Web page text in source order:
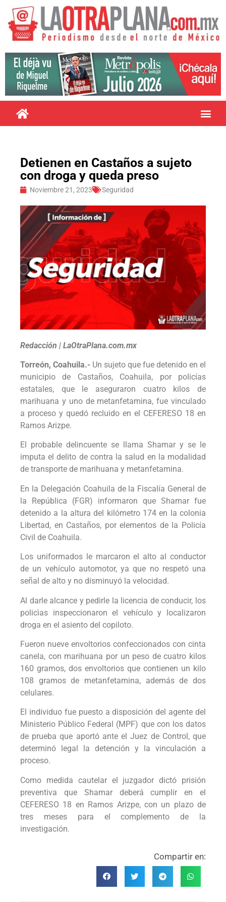
Detienen en Castaños a sujeto
con droga y queda preso
Noviembre 21, 2023 Seguridad
Redacción | LaOtraPlana.com.mx
Torreón, Coahuila.- Un sujeto que fue detenido en el
municipio de Castaños, Coahuila, por policías
estatales, que le aseguraron cuatro kilos de
marihuana y uno de metanfetamina, fue vinculado
a proceso y quedó recluido en el CEFERESO 18 en
Ramos Arizpe.
El probable delincuente se llama Shamar y se le
imputa el delito de contra la salud en la modalidad
de transporte de marihuana y metanfetamina.
En la Delegación Coahuila de la Fiscalía General de
la República (FGR) informaron que Shamar fue
detenido a la altura del kilómetro 174 en la colonia
Libertad, en Castaños, por elementos de la Policía
Civil de Coahuila.
Los uniformados le marcaron el alto al conductor
de un vehículo automotor, ya que no respetó una
señal de alto y no disminuyó la velocidad.
Al darle alcance y pedirle la licencia de conducir, los
policìas inspeccionaron el vehículo y localizaron
droga en el asiento del copiloto.
Fueron nueve envoltorios confeccionados con cinta
canela, con marihuana por un peso de cuatro kilos
160 gramos, dos envoltorios que contienen un kilo
108 gramos de metanfetamina, además de dos
celulares.
El individuo fue puesto a disposición del agente del
Ministerio Público Federal (MPF) que con los datos
de prueba que aportó ante el Juez de Control, que
determinó legal la detención y la vinculación a
proceso.
Como medida cautelar el juzgador dictó prisión
preventiva que Shamar deberá cumplir en el
CEFERESO 18 en Ramos Arizpe, con un plazo de
tres meses para el complemento de la
investigación.
Compartir en: